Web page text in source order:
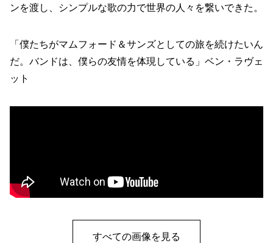
ンを渡し、シンプルな歌の力で世界の人々を繋いできた。
「僕たちがマムフォード＆サンズとしての旅を続けたいん
だ。バンドは、僕らの友情を体現している」ベン・ラヴェ
ット
すべての画像を見る